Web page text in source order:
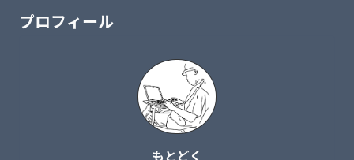
プロフィール
もとどく